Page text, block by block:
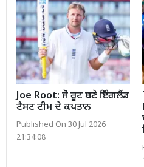
Joe Root: ਜੋ ਰੂਟ ਬਣੇ ਇੰਗਲੈਂਡ
ਟੈਸਟ ਟੀਮ ਦੇ ਕਪਤਾਨ
Published On 30 Jul 2026
21:34:08